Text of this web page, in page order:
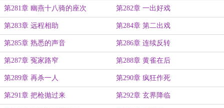
第281章 幽燕十八骑的座次 第282章 一出好戏
第283章 远程相助 第284章 第二出戏
第285章 熟悉的声音 第286章 连续反转
第287章 冤家路窄 第288章 黄雀在后
第289章 再杀一人 第290章 疯狂作死
第291章 把枪抛过来 第292章 玄界降临